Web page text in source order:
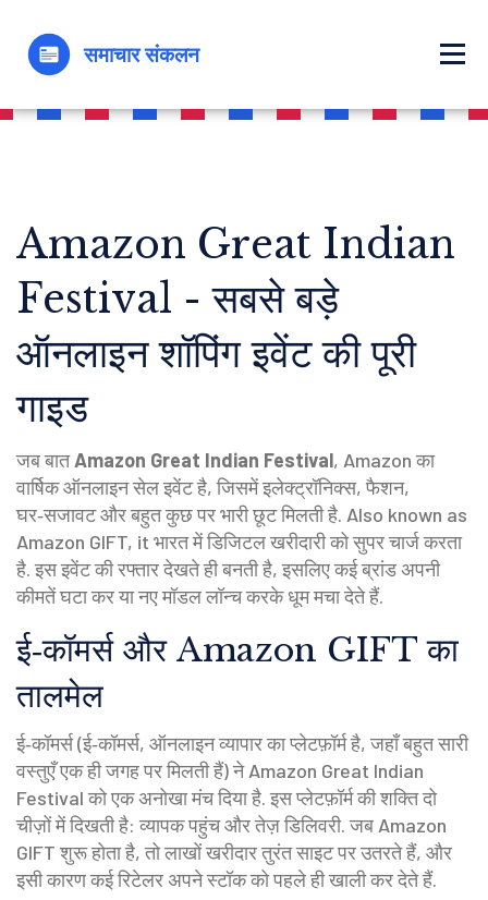
Amazon Great Indian
Festival - सबसे बड़े
ऑनलाइन शॉपिंग इवेंट की पूरी
गाइड
जब बातAmazon Great Indian Festival, Amazon का
वार्षिक ऑनलाइन सेल इवेंट है, जिसमें इलेक्ट्रॉनिक्स, फैशन,
घर‑सजावट और बहुत कुछ पर भारी छूट मिलती है. Also known as
Amazon GIFT, it भारत में डिजिटल खरीदारी को सुपर चार्ज करता
है.इस इवेंट की रफ्तार देखते ही बनती है, इसलिए कई ब्रांड अपनी
कीमतें घटा कर या नए मॉडल लॉन्च करके धूम मचा देते हैं.
ई‑कॉमर्स और Amazon GIFT का
तालमेल
ई‑कॉमर्स (ई‑कॉमर्स, ऑनलाइन व्यापार का प्लेटफ़ॉर्म है, जहाँ बहुत सारी
वस्तुएँ एक ही जगह पर मिलती हैं) ने Amazon Great Indian
Festival को एक अनोखा मंच दिया है. इस प्लेटफ़ॉर्म की शक्ति दो
चीज़ों में दिखती है: व्यापक पहुंच और तेज़ डिलिवरी. जब Amazon
GIFT शुरू होता है, तो लाखों खरीदार तुरंत साइट पर उतरते हैं, और
इसी कारण कई रिटेलर अपने स्टॉक को पहले ही खाली कर देते हैं.